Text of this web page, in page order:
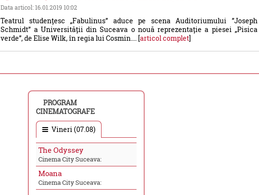
Data articol: 16.01.2019 10:02
Teatrul studențesc „Fabulinus” aduce pe scena Auditoriumului ”Joseph
Schmidt” a Universității din Suceava o nouă reprezentație a piesei „Pisica
verde”, de Elise Wilk, în regia lui Cosmin.... [articol complet]
PROGRAM
CINEMATOGRAFE
Vineri (07.08)
The Odyssey
Cinema City Suceava:
Moana
Cinema City Suceava: